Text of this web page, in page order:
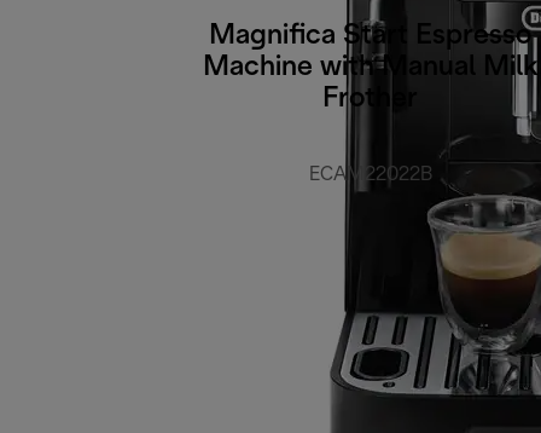
Magnifica Start Espresso
Machine with Manual Milk
Frother
ECAM22022B